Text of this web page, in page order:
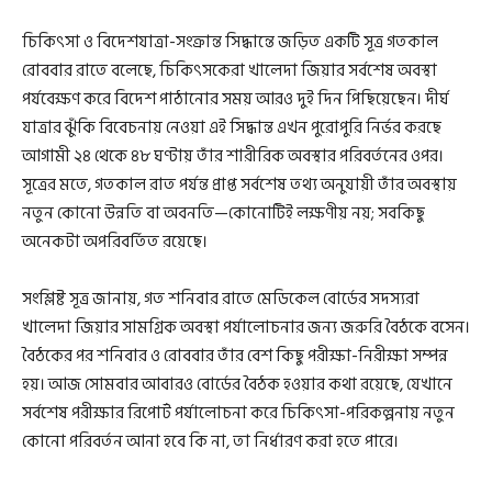
চিকিৎসা ও বিদেশযাত্রা-সংক্রান্ত সিদ্ধান্তে জড়িত একটি সূত্র গতকাল
রোববার রাতে বলেছে, চিকিৎসকেরা খালেদা জিয়ার সর্বশেষ অবস্থা
পর্যবেক্ষণ করে বিদেশ পাঠানোর সময় আরও দুই দিন পিছিয়েছেন। দীর্ঘ
যাত্রার ঝুঁকি বিবেচনায় নেওয়া এই সিদ্ধান্ত এখন পুরোপুরি নির্ভর করছে
আগামী ২৪ থেকে ৪৮ ঘণ্টায় তাঁর শারীরিক অবস্থার পরিবর্তনের ওপর।
সূত্রের মতে, গতকাল রাত পর্যন্ত প্রাপ্ত সর্বশেষ তথ্য অনুযায়ী তাঁর অবস্থায়
নতুন কোনো উন্নতি বা অবনতি—কোনোটিই লক্ষণীয় নয়; সবকিছু
অনেকটা অপরিবর্তিত রয়েছে।
সংশ্লিষ্ট সূত্র জানায়, গত শনিবার রাতে মেডিকেল বোর্ডের সদস্যরা
খালেদা জিয়ার সামগ্রিক অবস্থা পর্যালোচনার জন্য জরুরি বৈঠকে বসেন।
বৈঠকের পর শনিবার ও রোববার তাঁর বেশ কিছু পরীক্ষা-নিরীক্ষা সম্পন্ন
হয়। আজ সোমবার আবারও বোর্ডের বৈঠক হওয়ার কথা রয়েছে, যেখানে
সর্বশেষ পরীক্ষার রিপোর্ট পর্যালোচনা করে চিকিৎসা-পরিকল্পনায় নতুন
কোনো পরিবর্তন আনা হবে কি না, তা নির্ধারণ করা হতে পারে।